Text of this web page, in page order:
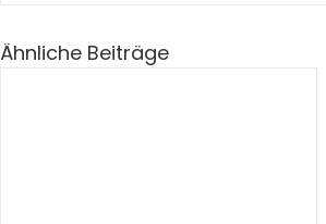
Ähnliche Beiträge